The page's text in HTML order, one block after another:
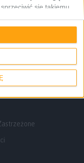
się takiemu
zmienić swoje
tę stronę i klikając
i Wielki Krąg